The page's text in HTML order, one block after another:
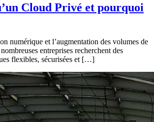
Cloud Privé et pourquoi
numérique et l’augmentation des volumes de
entreprises recherchent des
flexibles, sécurisées et […]